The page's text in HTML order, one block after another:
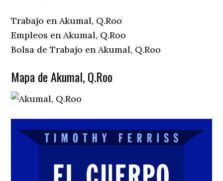
Trabajo en Akumal, Q.Roo
Empleos en Akumal, Q.Roo
Bolsa de Trabajo en Akumal, Q.Roo
Mapa de Akumal, Q.Roo